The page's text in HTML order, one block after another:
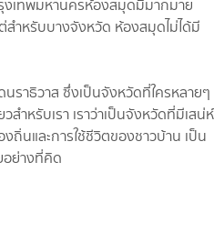
ทพมหานครห้องสมุดมีมากมาย
สำหรับบางจังหวัด ห้องสมุดไม่ได้มี
าธิวาส ซึ่งเป็นจังหวัดที่ใครหลายๆ
สำหรับเรา เราว่าเป็นจังหวัดที่มีเสน่ห์
ถิ่นและการใช้ชีวิตของชาวบ้าน เป็น
อย่างที่คิด